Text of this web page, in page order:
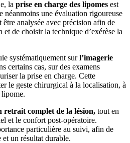
la prise en charge des lipomes est
néanmoins une évaluation rigoureuse
analysée avec précision afin de
de choisir la technique d’exérèse la
systématiquement surl’imagerie
certains cas, sur des examens
la prise en charge. Cette
le geste chirurgical à la localisation, à
retrait complet de la lésion, tout en
et le confort post-opératoire.
particulière au suivi, afin de
un résultat durable.